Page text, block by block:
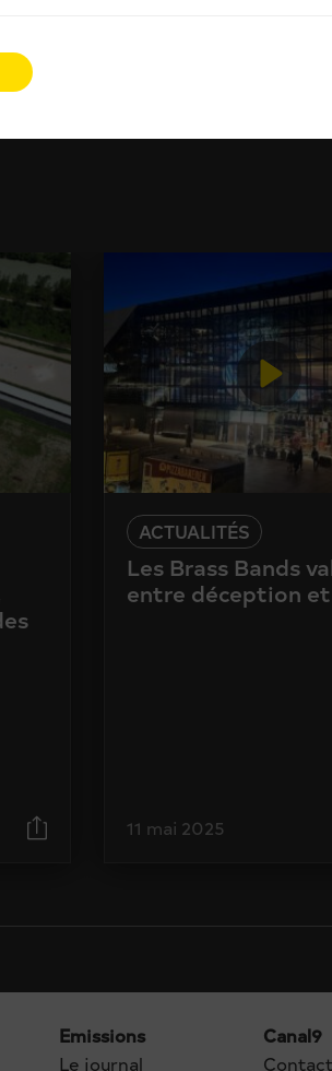
ACTUALITÉS
Les Brass Bands
entre déception
11 mai 2025
Emissions
Le journal
Canal9
Contact